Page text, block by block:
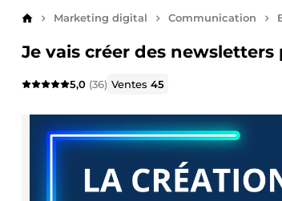
AccueilMarketing digital Communication
Je vais créer des
5,0 (36) Ventes45